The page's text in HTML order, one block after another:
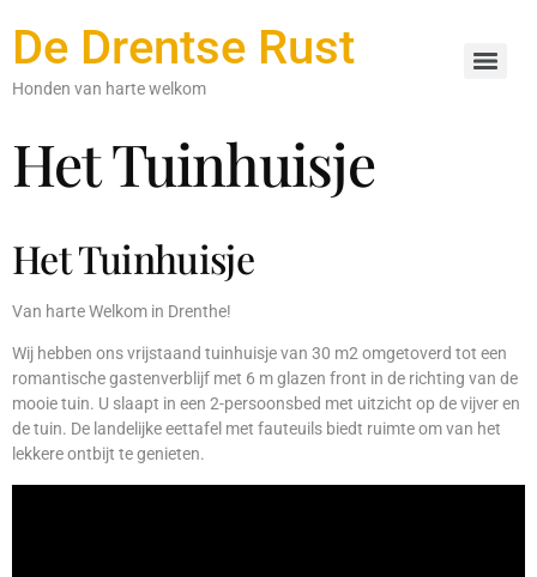
De Drentse Rust
Honden van harte welkom
Het Tuinhuisje
Het Tuinhuisje
Van harte Welkom in Drenthe!
Wij hebben ons vrijstaand tuinhuisje van 30 m2 omgetoverd tot een
romantische gastenverblijf met 6 m glazen front in de richting van de
mooie tuin. U slaapt in een 2-persoonsbed met uitzicht op devijver en
de tuin. De landelijke eettafel met fauteuils biedt ruimte om van het
lekkere ontbijt te genieten.